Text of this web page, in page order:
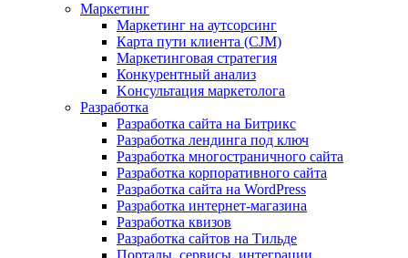
Маркетинг
Маркетинг на аутсорсинг
Карта пути клиента (CJM)
Маркетинговая стратегия
Конкурентный анализ
Kонсультация маркетолога
Разработка
Разработка сайта на Битрикс
Разработка лендинга под ключ
Разработка многостраничного сайта
Разработка корпоративного сайта
Разработка сайта на WordPress
Разработка интернет-магазина
Разработка квизов
Разработка сайтов на Тильде
Порталы, сервисы, интеграции